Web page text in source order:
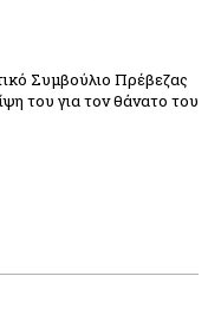
Συμβούλιο Πρέβεζας
του για τον θάνατο του